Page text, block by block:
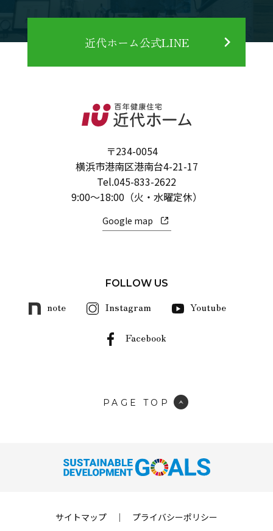
近代ホーム公式LINE
〒234-0054
横浜市港南区港南台4-21-17
Tel.045-833-2622
9:00～18:00（火・水曜定休）
Google map
FOLLOW US
note Instagram Youtube
Facebook
PAGE TOP
サイトマップ ｜ プライバシーポリシー